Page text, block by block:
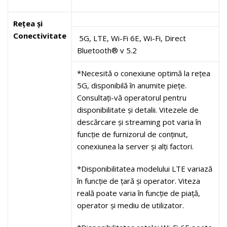
Rețea și
Conectivitate
5G, LTE, Wi-Fi 6E, Wi-Fi, Direct
Bluetooth® v 5.2
*Necesită o conexiune optimă la rețea
5G, disponibilă în anumite piețe.
Consultați-vă operatorul pentru
disponibilitate și detalii. Vitezele de
descărcare și streaming pot varia în
funcție de furnizorul de conținut,
conexiunea la server și alți factori.
*Disponibilitatea modelului LTE variază
în funcție de țară și operator. Viteza
reală poate varia în funcție de piață,
operator și mediu de utilizator.